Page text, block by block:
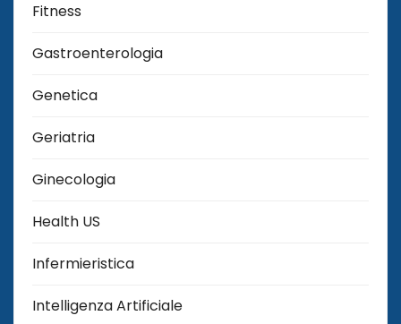
Fitness
Gastroenterologia
Genetica
Geriatria
Ginecologia
Health US
Infermieristica
Intelligenza Artificiale